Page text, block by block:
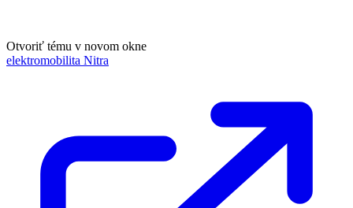
Otvoriť tému v novom okne
elektromobilita Nitra